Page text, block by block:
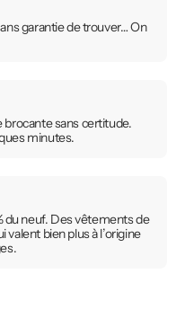
garantie de trouver… On
brocante sans certitude.
minutes.
du neuf. Des vêtements de
bien plus à l’origine